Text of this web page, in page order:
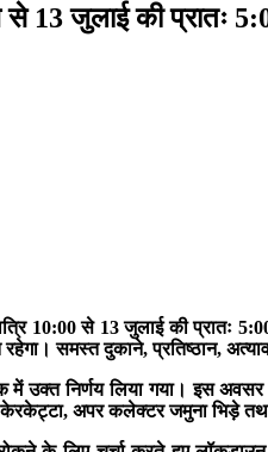
13 जुलाई की प्रातः
10:00 से 13 जुलाई की प्रातः
रहेगा। समस्त दुकाने, प्रतिष्ठान,
निर्णय लिया गया। इस अवसर
केरकेट्टा, अपर कलेक्टर जमुना भिड़े